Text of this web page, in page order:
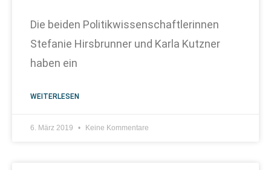
Die beiden Politikwissenschaftlerinnen
Stefanie Hirsbrunner und Karla Kutzner
haben ein
WEITERLESEN
6. März 2019 Keine Kommentare